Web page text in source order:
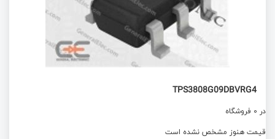
TPS3808G09DBVRG4
در 0 فروشگاه
قیمت هنوز مشخص نشده است